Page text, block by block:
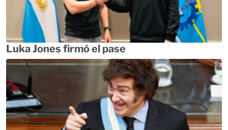
Luka Jones firmó el pase